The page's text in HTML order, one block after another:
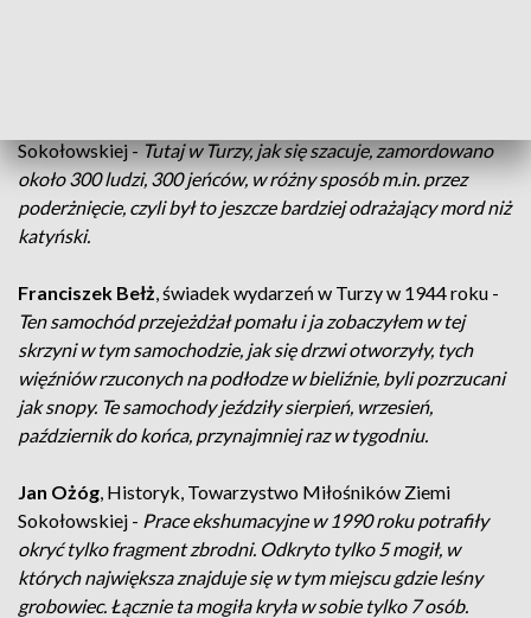
Sokołowskiej - Tutaj w Turzy, jak się szacuje, zamordowano
około 300 ludzi, 300 jeńców, w różny sposób m.in. przez
poderżnięcie, czyli był to jeszcze bardziej odrażający mord niż
katyński.
Franciszek Bełż, świadek wydarzeń w Turzy w 1944 roku -
Ten samochód przejeżdżał pomału i ja zobaczyłem w tej
skrzyni w tym samochodzie, jak się drzwi otworzyły, tych
więźniów rzuconych na podłodze w bieliźnie, byli pozrzucani
jak snopy. Te samochody jeździły sierpień, wrzesień,
październik do końca, przynajmniej raz w tygodniu.
Jan Ożóg, Historyk, Towarzystwo Miłośników Ziemi
Sokołowskiej - Prace ekshumacyjne w 1990 roku potrafiły
okryć tylko fragment zbrodni. Odkryto tylko 5 mogił, w
których największa znajduje się w tym miejscu gdzie leśny
grobowiec. Łącznie ta mogiła kryła w sobie tylko 7 osób.